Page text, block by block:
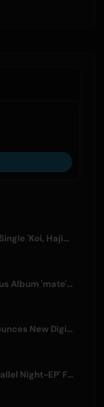
=LOVE Announces New Single 'Koi, Hajimemashita.' and Tokyo Dome Concerts
AliA Releases Post-Hiatus Album 'mate', Announces Tokyo Live
ShowMinorSavage Announces New Digital Single 'Gradation'
BILLY BOO Releases 'Parallel Night-EP' Featuring TV Drama Theme Song